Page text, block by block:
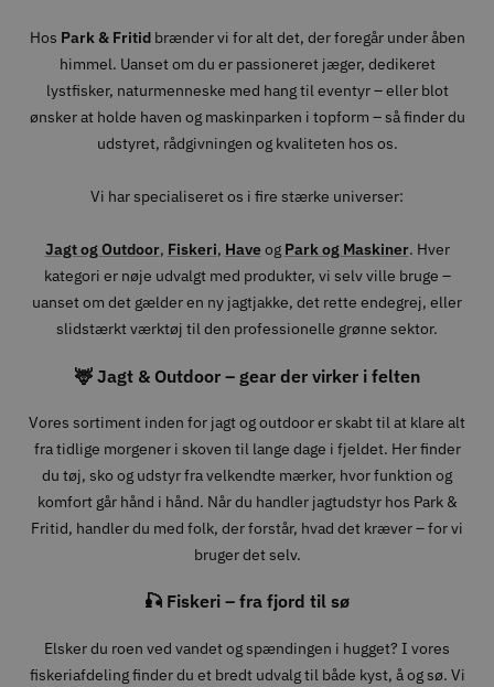
Hos Park & Fritidbrænder vi for alt det, der foregår under åben
himmel. Uanset om du er passioneret jæger, dedikeret
lystfisker, naturmenneske med hang til eventyr – eller blot
ønsker at holde haven og maskinparken i topform – så finder du
udstyret, rådgivningen og kvaliteten hos os.
Vi har specialiseret os i fire stærke universer:
Jagt og Outdoor, Fiskeri, Haveog Park og Maskiner. Hver
kategori er nøje udvalgt med produkter, vi selv ville bruge –
uanset om det gælder en ny jagtjakke, det rette endegrej, eller
slidstærkt værktøj til den professionelle grønne sektor.
🦌 Jagt & Outdoor – gear der virker i felten
Vores sortiment inden for jagt og outdoor er skabt til at klare alt
fra tidlige morgener i skoven til lange dage i fjeldet. Her finder
du tøj, sko og udstyr fra velkendte mærker, hvor funktion og
komfort går hånd i hånd. Når du handler jagtudstyr hos Park &
Fritid, handler du med folk, der forstår, hvad det kræver – for vi
bruger det selv.
🎣 Fiskeri – fra fjord til sø
Elsker du roen ved vandet og spændingen i hugget? I vores
fiskeriafdeling finder du et bredt udvalg til både kyst, å og sø. Vi